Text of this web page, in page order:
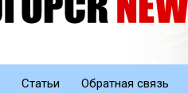
Статьи Обратная связь